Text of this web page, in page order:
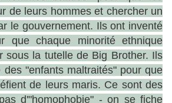
de leurs hommes et chercher un
le gouvernement. Ils ont inventé
que chaque minorité ethnique
sous la tutelle de Big Brother. Ils
"enfants maltraités" pour que
de leurs maris. Ce sont des
d'"homophobie" - on se fiche